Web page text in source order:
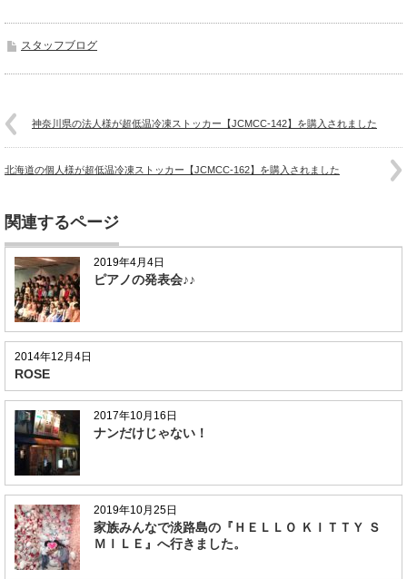
スタッフブログ
神奈川県の法人様が超低温冷凍ストッカー【JCMCC-142】を購入されました
北海道の個人様が超低温冷凍ストッカー【JCMCC-162】を購入されました
関連するページ
2019年4月4日
ピアノの発表会♪♪
2014年12月4日
ROSE
2017年10月16日
ナンだけじゃない！
2019年10月25日
家族みんなで淡路島の『ＨＥＬＬＯ ＫＩＴＴＹ Ｓ
ＭＩＬＥ』へ行きました。